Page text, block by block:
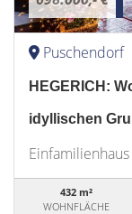
Puschendorf
HEGERICH:
idyllischen
Einfamilienhaus
432 m²
WOHNFLÄCHE